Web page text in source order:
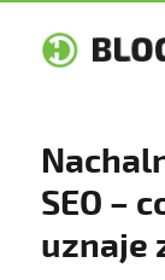
SEO –
uznaje